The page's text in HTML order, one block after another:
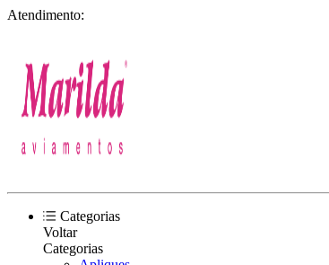
Atendimento:
Categorias
Voltar
Categorias